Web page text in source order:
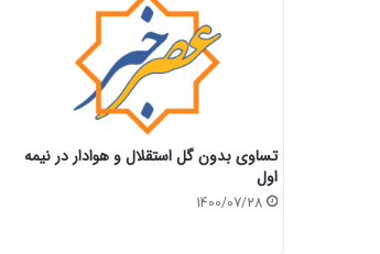
تساوی بدون گل استقلال و هوادار در نیمه
اول
1400/07/28